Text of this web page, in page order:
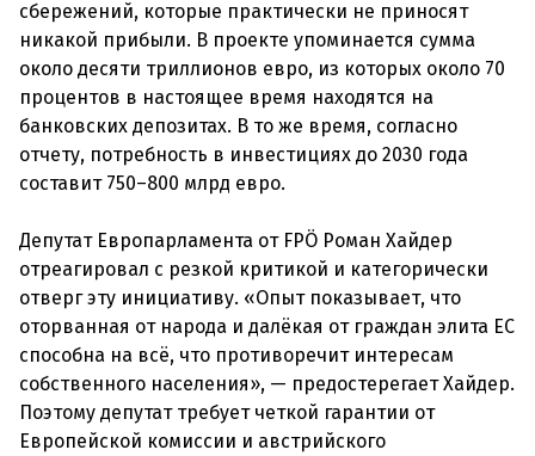
сбережений, которые практически не приносят
никакой прибыли. В проекте упоминается сумма
около десяти триллионов евро, из которых около 70
процентов в настоящее время находятся на
банковских депозитах. В то же время, согласно
отчету, потребность в инвестициях до 2030 года
составит 750–800 млрд евро.
Депутат Европарламента от FPÖ Роман Хайдер
отреагировал с резкой критикой и категорически
отверг эту инициативу. «Опыт показывает, что
оторванная от народа и далёкая от граждан элита ЕС
способна на всё, что противоречит интересам
собственного населения», — предостерегает Хайдер.
Поэтому депутат требует четкой гарантии от
Европейской комиссии и австрийского